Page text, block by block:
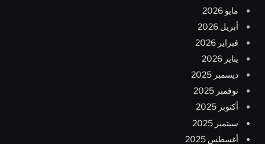
مايو 2026
أبريل 2026
فبراير 2026
يناير 2026
ديسمبر 2025
نوفمبر 2025
أكتوبر 2025
سبتمبر 2025
أغسطس 2025